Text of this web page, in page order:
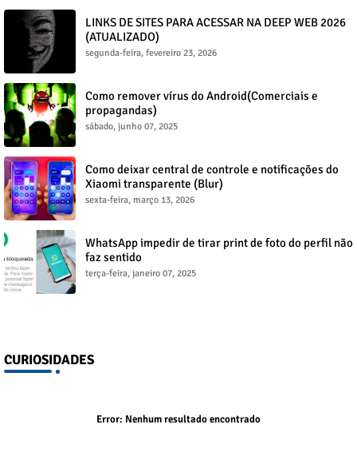
LINKS DE SITES PARA ACESSAR NA DEEP WEB 2026
(ATUALIZADO)
segunda-feira, fevereiro 23, 2026
Como remover vírus do Android(Comerciais e
propagandas)
sábado, junho 07, 2025
Como deixar central de controle e notificações do
Xiaomi transparente (Blur)
sexta-feira, março 13, 2026
WhatsApp impedir de tirar print de foto do perfil não
faz sentido
terça-feira, janeiro 07, 2025
CURIOSIDADES
Error: Nenhum resultado encontrado